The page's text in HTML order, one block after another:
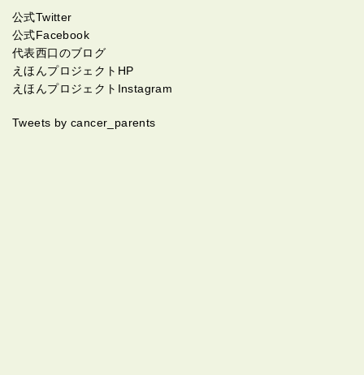
公式Twitter
公式Facebook
代表西口のブログ
えほんプロジェクトHP
えほんプロジェクトInstagram
Tweets by cancer_parents